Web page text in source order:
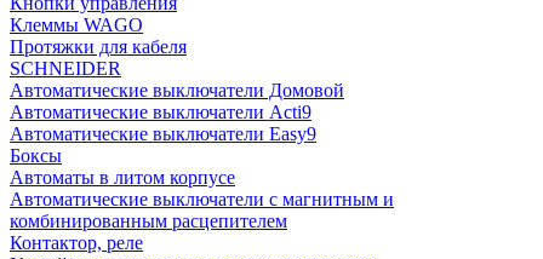
Клеммы WAGO
Протяжки для кабеля
SCHNEIDER
Автоматические выключатели Домовой
Автоматические выключатели Acti9
Автоматические выключатели Easy9
Боксы
Автоматы в литом корпусе
Автоматические выключатели с магнитным и
комбинированным расцепителем
Контактор, реле